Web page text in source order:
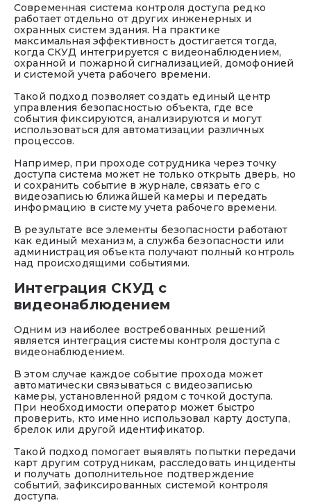
Современная система контроля доступа редко
работает отдельно от других инженерных и
охранных систем здания. На практике
максимальная эффективность достигается тогда,
когда СКУД интегрируется с видеонаблюдением,
охранной и пожарной сигнализацией, домофонией
и системой учета рабочего времени.
Такой подход позволяет создать единый центр
управления безопасностью объекта, где все
события фиксируются, анализируются и могут
использоваться для автоматизации различных
процессов.
Например, при проходе сотрудника через точку
доступа система может не только открыть дверь, но
и сохранить событие в журнале, связать его с
видеозаписью ближайшей камеры и передать
информацию в систему учета рабочего времени.
В результате все элементы безопасности работают
как единый механизм, а служба безопасности или
администрация объекта получают полный контроль
над происходящими событиями.
Интеграция СКУД с
видеонаблюдением
Одним из наиболее востребованных решений
является интеграция системы контроля доступа с
видеонаблюдением.
В этом случае каждое событие прохода может
автоматически связываться с видеозаписью
камеры, установленной рядом с точкой доступа.
При необходимости оператор может быстро
проверить, кто именно использовал карту доступа,
брелок или другой идентификатор.
Такой подход помогает выявлять попытки передачи
карт другим сотрудникам, расследовать инциденты
и получать дополнительное подтверждение
событий, зафиксированных системой контроля
доступа.